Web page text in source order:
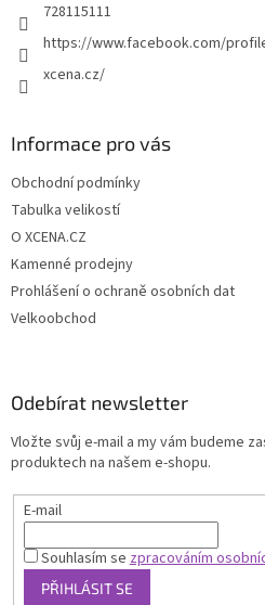
728115111
https://www.facebook.com/
xcena.cz/
Informace pro vás
Obchodní podmínky
Tabulka velikostí
O XCENA.CZ
Kamenné prodejny
Prohlášení o ochraně osobních dat
Velkoobchod
Odebírat newsletter
Vložte svůj e-mail a my vám budeme
produktech na našem e-shopu.
E-mail
Souhlasím se zpracováním
PŘIHLÁSIT SE